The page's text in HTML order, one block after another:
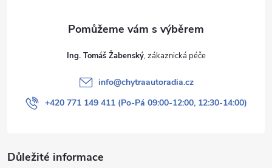
Ing. Tomáš Žabenský
info@chytraautoradia.cz
+420 771 149 411 (Po-Pá 09:00-12:00, 12:30-14:00)
Důležité informace